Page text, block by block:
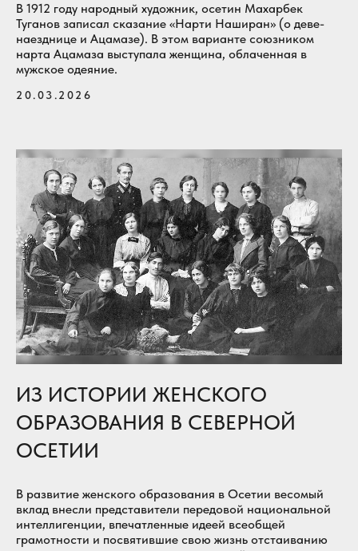
В 1912 году народный художник, осетин Махарбек
Туганов записал сказание «Нарти Наширан» (о деве-
наезднице и Ацамазе). В этом варианте союзником
нарта Ацамаза выступала женщина, облаченная в
мужское одеяние.
20.03.2026
ИЗ ИСТОРИИ ЖЕНСКОГО
ОБРАЗОВАНИЯ В СЕВЕРНОЙ
ОСЕТИИ
В развитие женского образования в Осетии весомый
вклад внесли представители передовой национальной
интеллигенции, впечатленные идеей всеобщей
грамотности и посвятившие свою жизнь отстаиванию